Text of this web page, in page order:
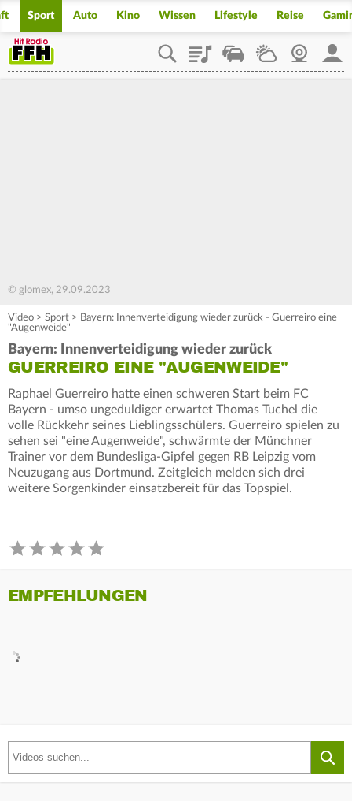
Sport Auto Kino Wissen Lifestyle Reise
PlaylistStaupilotWetterWebcam
© glomex, 29.09.2023
Video > Sport > Bayern: Innenverteidigung wieder zurück - Guerreiro eine
"Augenweide"
Bayern: Innenverteidigung wieder zurück
GUERREIRO EINE "AUGENWEIDE"
Raphael Guerreiro hatte einen schweren Start beim FC
Bayern - umso ungeduldiger erwartet Thomas Tuchel die
volle Rückkehr seines Lieblingsschülers. Guerreiro spielen zu
sehen sei "eine Augenweide", schwärmte der Münchner
Trainer vor dem Bundesliga-Gipfel gegen RB Leipzig vom
Neuzugang aus Dortmund. Zeitgleich melden sich drei
weitere Sorgenkinder einsatzbereit für das Topspiel.
EMPFEHLUNGEN